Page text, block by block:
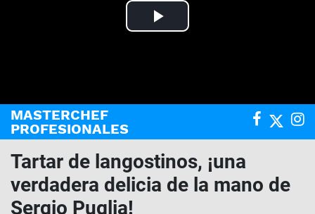
Play
MASTERCHEF
PROFESIONALES
Tartar de langostinos, ¡una
verdadera delicia de la mano de
Sergio Puglia!